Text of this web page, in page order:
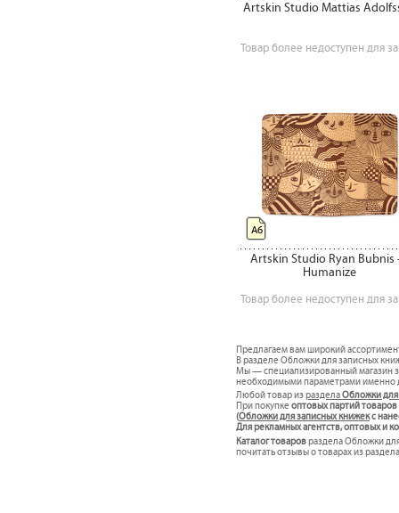
Artskin Studio Mattias
Товар более недоступен для
Artskin Studio Ryan
Humanize
Товар более недоступен для
А6
Предлагаем вам широкий
В разделе Обложки для записных
Мы — специализированный магазин
необходимыми параметрами именно
Любой товар изразделаОбложки для
При покупке оптовых партий
(Обложки для записных книжекc
Для рекламных агентств, оптовых и
Каталог товаровраздела Обложки
почитать отзывы о товарах из